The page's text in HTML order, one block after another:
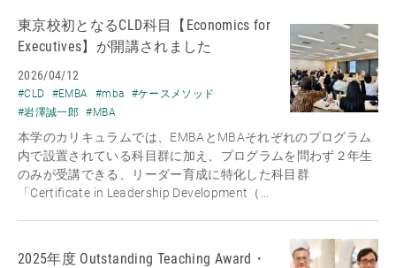
東京校初となるCLD科目【Economics for
Executives】が開講されました
2026/04/12
#CLD #EMBA #mba
#ケースメソッド
#岩澤誠一郎
#MBA
本学のカリキュラムでは、EMBAとMBAそれぞれのプログラム
内で設置されている科目群に加え、プログラムを問わず２年生
のみが受講できる、リーダー育成に特化した科目群
「Certificate in Leadership Development（...
2025年度 Outstanding Teaching Award・